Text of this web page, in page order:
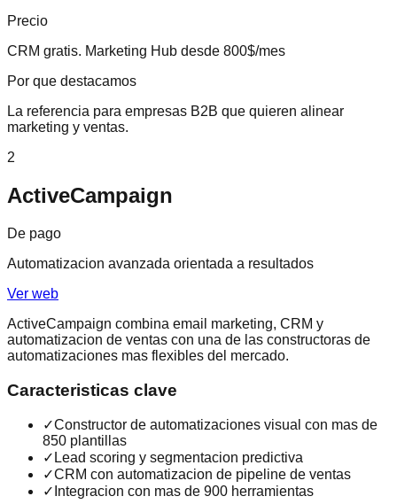
Precio
CRM gratis. Marketing Hub desde 800$/mes
Por que destacamos
La referencia para empresas B2B que quieren alinear
marketing y ventas.
2
ActiveCampaign
De pago
Automatizacion avanzada orientada a resultados
Ver web
ActiveCampaign combina email marketing, CRM y
automatizacion de ventas con una de las constructoras de
automatizaciones mas flexibles del mercado.
Caracteristicas clave
✓Constructor de automatizaciones visual con mas de
850 plantillas
✓ Lead scoring y segmentacion predictiva
✓CRM con automatizacion de pipeline de ventas
✓ Integracion con mas de 900 herramientas